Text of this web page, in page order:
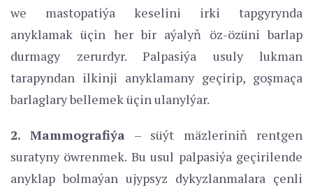
we mastopatiýa keselini irki tapgyrynda
anyklamak üçin her bir aýalyň öz-özüni barlap
durmagy zerurdyr. Palpasiýa usuly lukman
tarapyndan ilkinji anyklamany geçirip, goşmaça
barlaglary bellemek üçin ulanylýar.
2. Mammografiýa – süýt mäzleriniň rentgen
suratyny öwrenmek. Bu usul palpasiýa geçirilende
anyklap bolmaýan ujypsyz dykyzlanmalara çenli